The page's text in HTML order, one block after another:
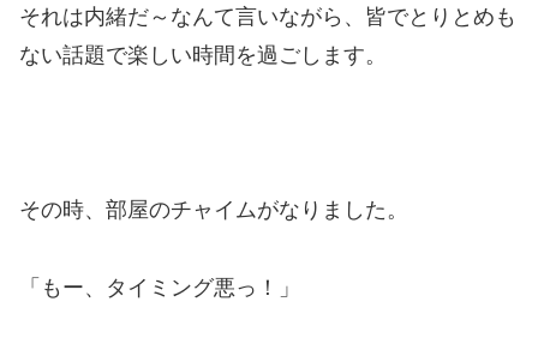
それは内緒だ～なんて言いながら、皆でとりとめも
ない話題で楽しい時間を過ごします。
その時、部屋のチャイムがなりました。
「もー、タイミング悪っ！」